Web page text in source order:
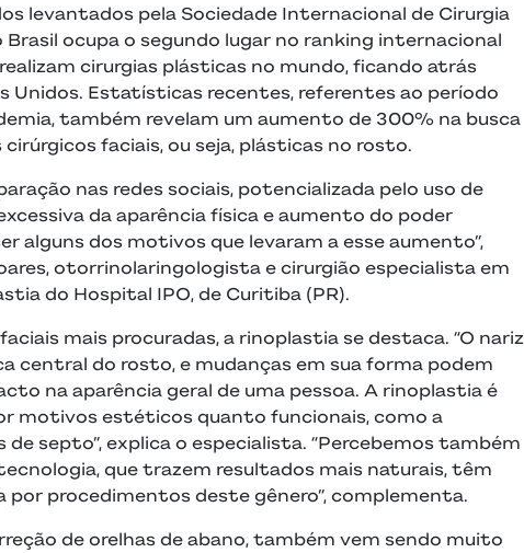
levantados pela Sociedade Internacional de Cirurgia
ocupa o segundo lugar no ranking internacional
cirurgias plásticas no mundo, ficando atrás
Unidos. Estatísticas recentes, referentes ao período
também revelam um aumento de 300% na busca
faciais, ou seja, plásticas no rosto.
nas redes sociais, potencializada pelo uso de
da aparência física e aumento do poder
alguns dos motivos que levaram a esse aumento”,
otorrinolaringologista e cirurgião especialista em
do Hospital IPO, de Curitiba (PR).
mais procuradas, a rinoplastia se destaca. “O nariz
central do rosto, e mudanças em sua forma podem
na aparência geral de uma pessoa. A rinoplastia é
motivos estéticos quanto funcionais, como a
de septo”, explica o especialista. “Percebemos também
que trazem resultados mais naturais, têm
por procedimentos deste gênero”, complementa.
de orelhas de abano, também vem sendo muito